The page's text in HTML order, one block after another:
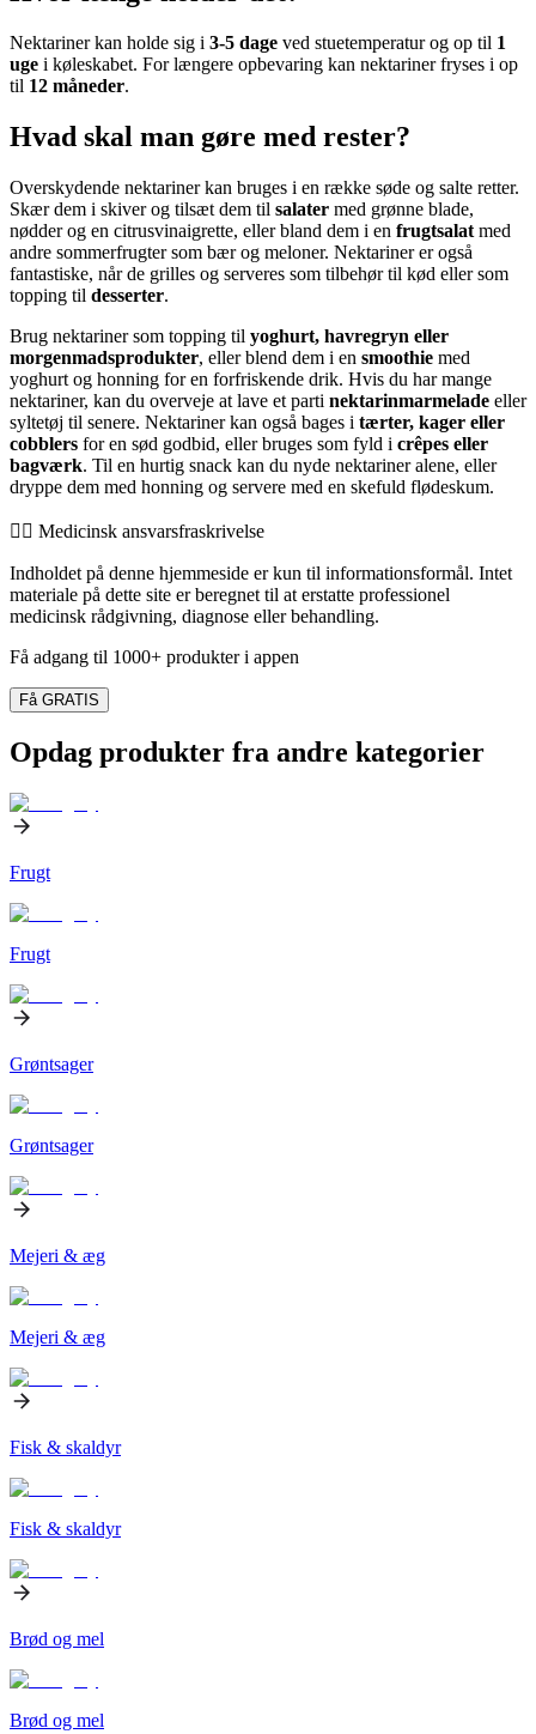
Nektariner kan holde sig i 3-5 dage ved stuetemperatur og op til 1
uge i køleskabet. For længere opbevaring kan nektariner fryses i op
til 12 måneder.
Hvad skal man gøre med rester?
Overskydende nektariner kan bruges i en række søde og salte retter.
Skær dem i skiver og tilsæt dem til salater med grønne blade,
nødder og en citrusvinaigrette, eller bland dem i en frugtsalat med
andre sommerfrugter som bær og meloner. Nektariner er også
fantastiske, når de grilles og serveres som tilbehør til kød eller som
topping til desserter.
Brug nektariner som topping til yoghurt, havregryn eller
morgenmadsprodukter, eller blend dem i en smoothie med
yoghurt og honning for en forfriskende drik. Hvis du har mange
nektariner, kan du overveje at lave et parti nektarinmarmelade eller
syltetøj til senere. Nektariner kan også bages i tærter, kager eller
cobblers for en sød godbid, eller bruges som fyld i crêpes eller
bagværk. Til en hurtig snack kan du nyde nektariner alene, eller
dryppe dem med honning og servere med en skefuld flødeskum.
👨‍⚕️️ Medicinsk ansvarsfraskrivelse
Indholdet på denne hjemmeside er kun til informationsformål. Intet
materiale på dette site er beregnet til at erstatte professionel
medicinsk rådgivning, diagnose eller behandling.
Få adgang til 1000+ produkter i appen
Få GRATIS
Opdag produkter fra andre kategorier
Frugt
Frugt
Grøntsager
Grøntsager
Mejeri & æg
Mejeri & æg
Fisk & skaldyr
Fisk & skaldyr
Brød og mel
Brød og mel